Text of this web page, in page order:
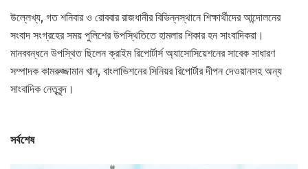
উল্লেখ্য, গত শনিবার ও রোববার রাজধানীর বিভিন্নস্থানে শিক্ষার্থীদের আন্দোলনের
সংবাদ সংগ্রহের সময় পুলিশের উপস্থিতিতে হামলার শিকার হন সাংবাদিকরা।
মানববন্ধনে উপস্থিত ছিলেন ক্রাইম রিপোর্টার্স অ্যাসোসিয়েশনের সাবেক সাধারণ
সম্পাদক কামরুজ্জামান খান, বাংলাভিশনের সিনিয়র রিপোর্টার দীপন দেওয়ানসহ অন্য
সাংবাদিক নেতৃবৃন্দ।
সর্বশেষ